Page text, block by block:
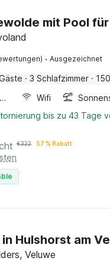
mit Pool
· Ausgezeichnet
· 3 Schlafzimmer ·
Kombi-mikrowelle
Wifi
bis zu 43 Tage
€322 57 % Rabatt
Hulshorst am
Veluwe